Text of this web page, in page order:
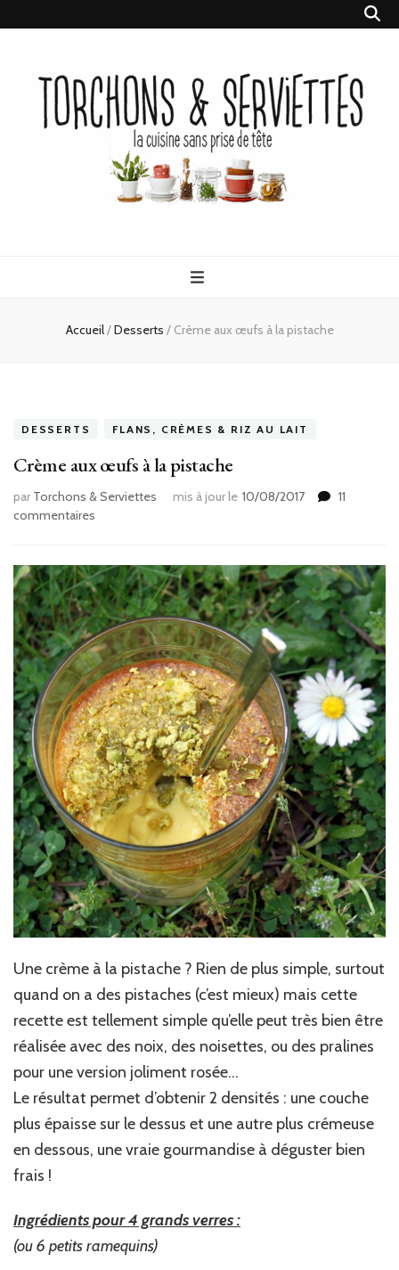
Serviettes
Accueil/Desserts / Crème aux œufs à la pistache
DESSERTS FLANS, CRÈMES & RIZ AU LAIT
Crème aux œufs à la pistache
par Torchons & Serviettes mis à jour le 10/08/2017
11
commentaires
œufs
à
la
pistache
Une crème à la pistache ? Rien de plus simple, surtout
quand on a des pistaches (c’est mieux) mais cette
recette est tellement simple qu’elle peut très bien être
réalisée avec des noix, des noisettes, ou des pralines
pour une version joliment rosée…
Le résultat permet d’obtenir 2 densités : une couche
plus épaisse sur le dessus et une autre plus crémeuse
en dessous, une vraie gourmandise à déguster bien
frais !
Ingrédients pour 4 grands verres :
(ou 6 petits ramequins)